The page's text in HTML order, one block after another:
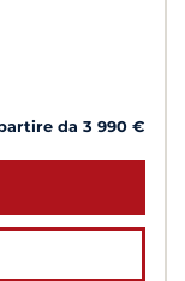
da 3 990 €